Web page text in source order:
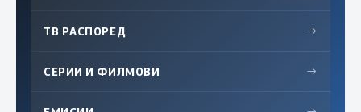
ТВ РАСПОРЕД →
СЕРИИ И ФИЛМОВИ →